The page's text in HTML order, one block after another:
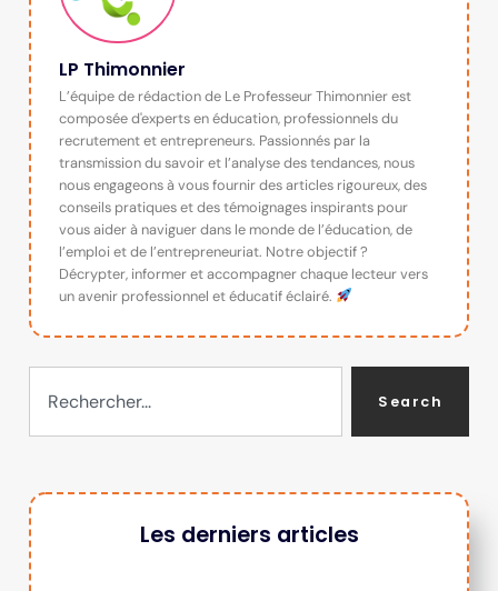
LP Thimonnier
L’équipe de rédaction de Le Professeur Thimonnier est
composée d'experts en éducation, professionnels du
recrutement et entrepreneurs. Passionnés par la
transmission du savoir et l’analyse des tendances, nous
nous engageons à vous fournir des articles rigoureux, des
conseils pratiques et des témoignages inspirants pour
vous aider à naviguer dans le monde de l’éducation, de
l’emploi et de l’entrepreneuriat. Notre objectif ?
Décrypter, informer et accompagner chaque lecteur vers
un avenir professionnel et éducatif éclairé.
Search
Les derniers articles